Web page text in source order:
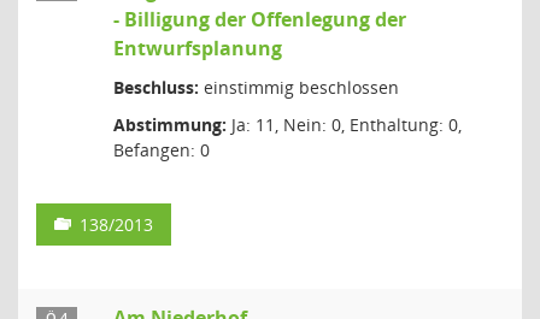
- Billigung der Offenlegung der
Entwurfsplanung
Beschluss: einstimmig beschlossen
Abstimmung: Ja: 11, Nein: 0, Enthaltung: 0,
Befangen: 0
138/2013